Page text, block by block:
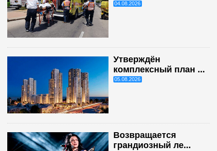
04.08.2026
Утверждён
комплексный план ...
05.08.2026
Возвращается
грандиозный ле...